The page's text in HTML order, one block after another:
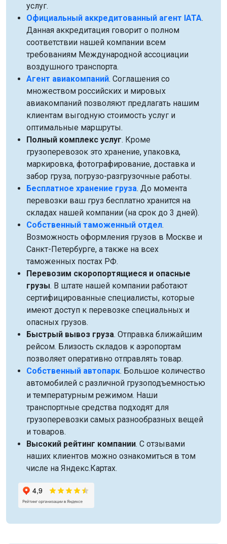
услуг.
Официальный аккредитованный агент IATA.
Данная аккредитация говорит о полном
соответствии нашей компании всем
требованиям Международной ассоциации
воздушного транспорта.
Агент авиакомпаний. Соглашения со
множеством российских и мировых
авиакомпаний позволяют предлагать нашим
клиентам выгодную стоимость услуг и
оптимальные маршруты.
Полный комплекс услуг. Кроме
грузоперевозок это хранение, упаковка,
маркировка, фотографирование, доставка и
забор груза, погрузо-разгрузочные работы.
Бесплатное хранение груза. До момента
перевозки ваш груз бесплатно хранится на
складах нашей компании (на срок до 3 дней).
Собственный таможенный отдел.
Возможность оформления грузов в Москве и
Санкт-Петербурге, а также на всех
таможенных постах РФ.
Перевозим скоропортящиеся и опасные
грузы. В штате нашей компании работают
сертифицированные специалисты, которые
имеют доступ к перевозке специальных и
опасных грузов.
Быстрый вывоз груза. Отправка ближайшим
рейсом. Близость складов к аэропортам
позволяет оперативно отправлять товар.
Собственный автопарк. Большое количество
автомобилей с различной грузоподъемностью
и температурным режимом. Наши
транспортные средства подходят для
грузоперевозки самых разнообразных вещей
и товаров.
Высокий рейтинг компании. С отзывами
наших клиентов можно ознакомиться в том
числе на Яндекс.Картах.